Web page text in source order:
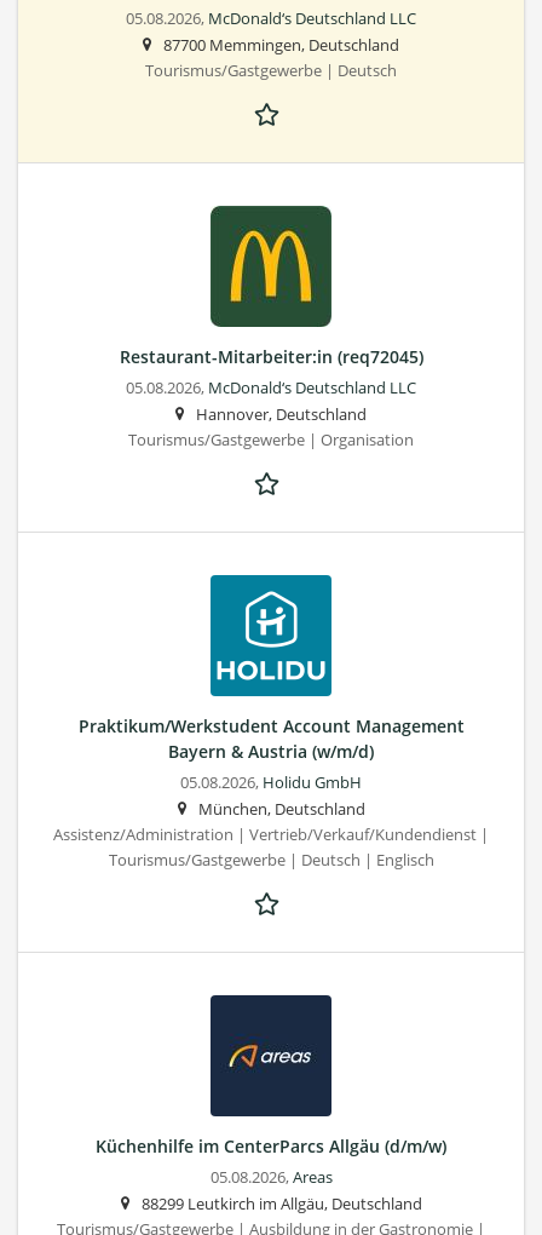
05.08.2026, McDonald‘s Deutschland LLC
87700 Memmingen, Deutschland
Tourismus/Gastgewerbe | Deutsch
Restaurant-Mitarbeiter:in (req72045)
05.08.2026, McDonald‘s Deutschland LLC
Hannover, Deutschland
Tourismus/Gastgewerbe | Organisation
Praktikum/Werkstudent Account Management
Bayern & Austria (w/m/d)
05.08.2026, Holidu GmbH
München, Deutschland
Assistenz/Administration | Vertrieb/Verkauf/Kundendienst |
Tourismus/Gastgewerbe | Deutsch | Englisch
Küchenhilfe im CenterParcs Allgäu (d/m/w)
05.08.2026,Areas
88299 Leutkirch im Allgäu, Deutschland
Tourismus/Gastgewerbe | Ausbildung in der Gastronomie |